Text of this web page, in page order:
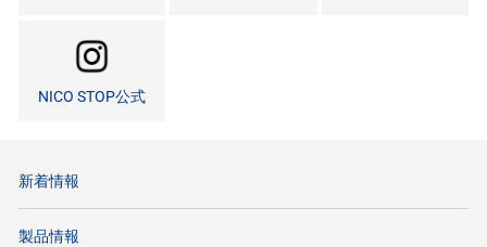
NICO STOP公式
新着情報
製品情報